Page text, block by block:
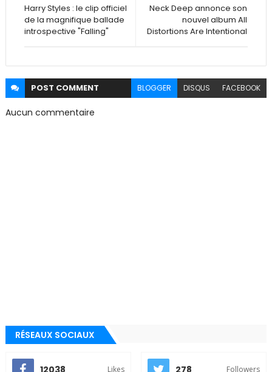
Neck Deep annonce son
nouvel album All
Distortions Are Intentional
Harry Styles : le clip officiel
de la magnifique ballade
introspective "Falling"
POST COMMENT BLOGGER DISQUS FACEBOOK
Aucun commentaire
RÉSEAUX SOCIAUX
12038 Likes 278 Followers